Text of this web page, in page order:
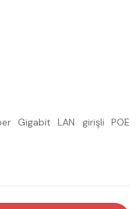
Gigabit LAN girişli POE